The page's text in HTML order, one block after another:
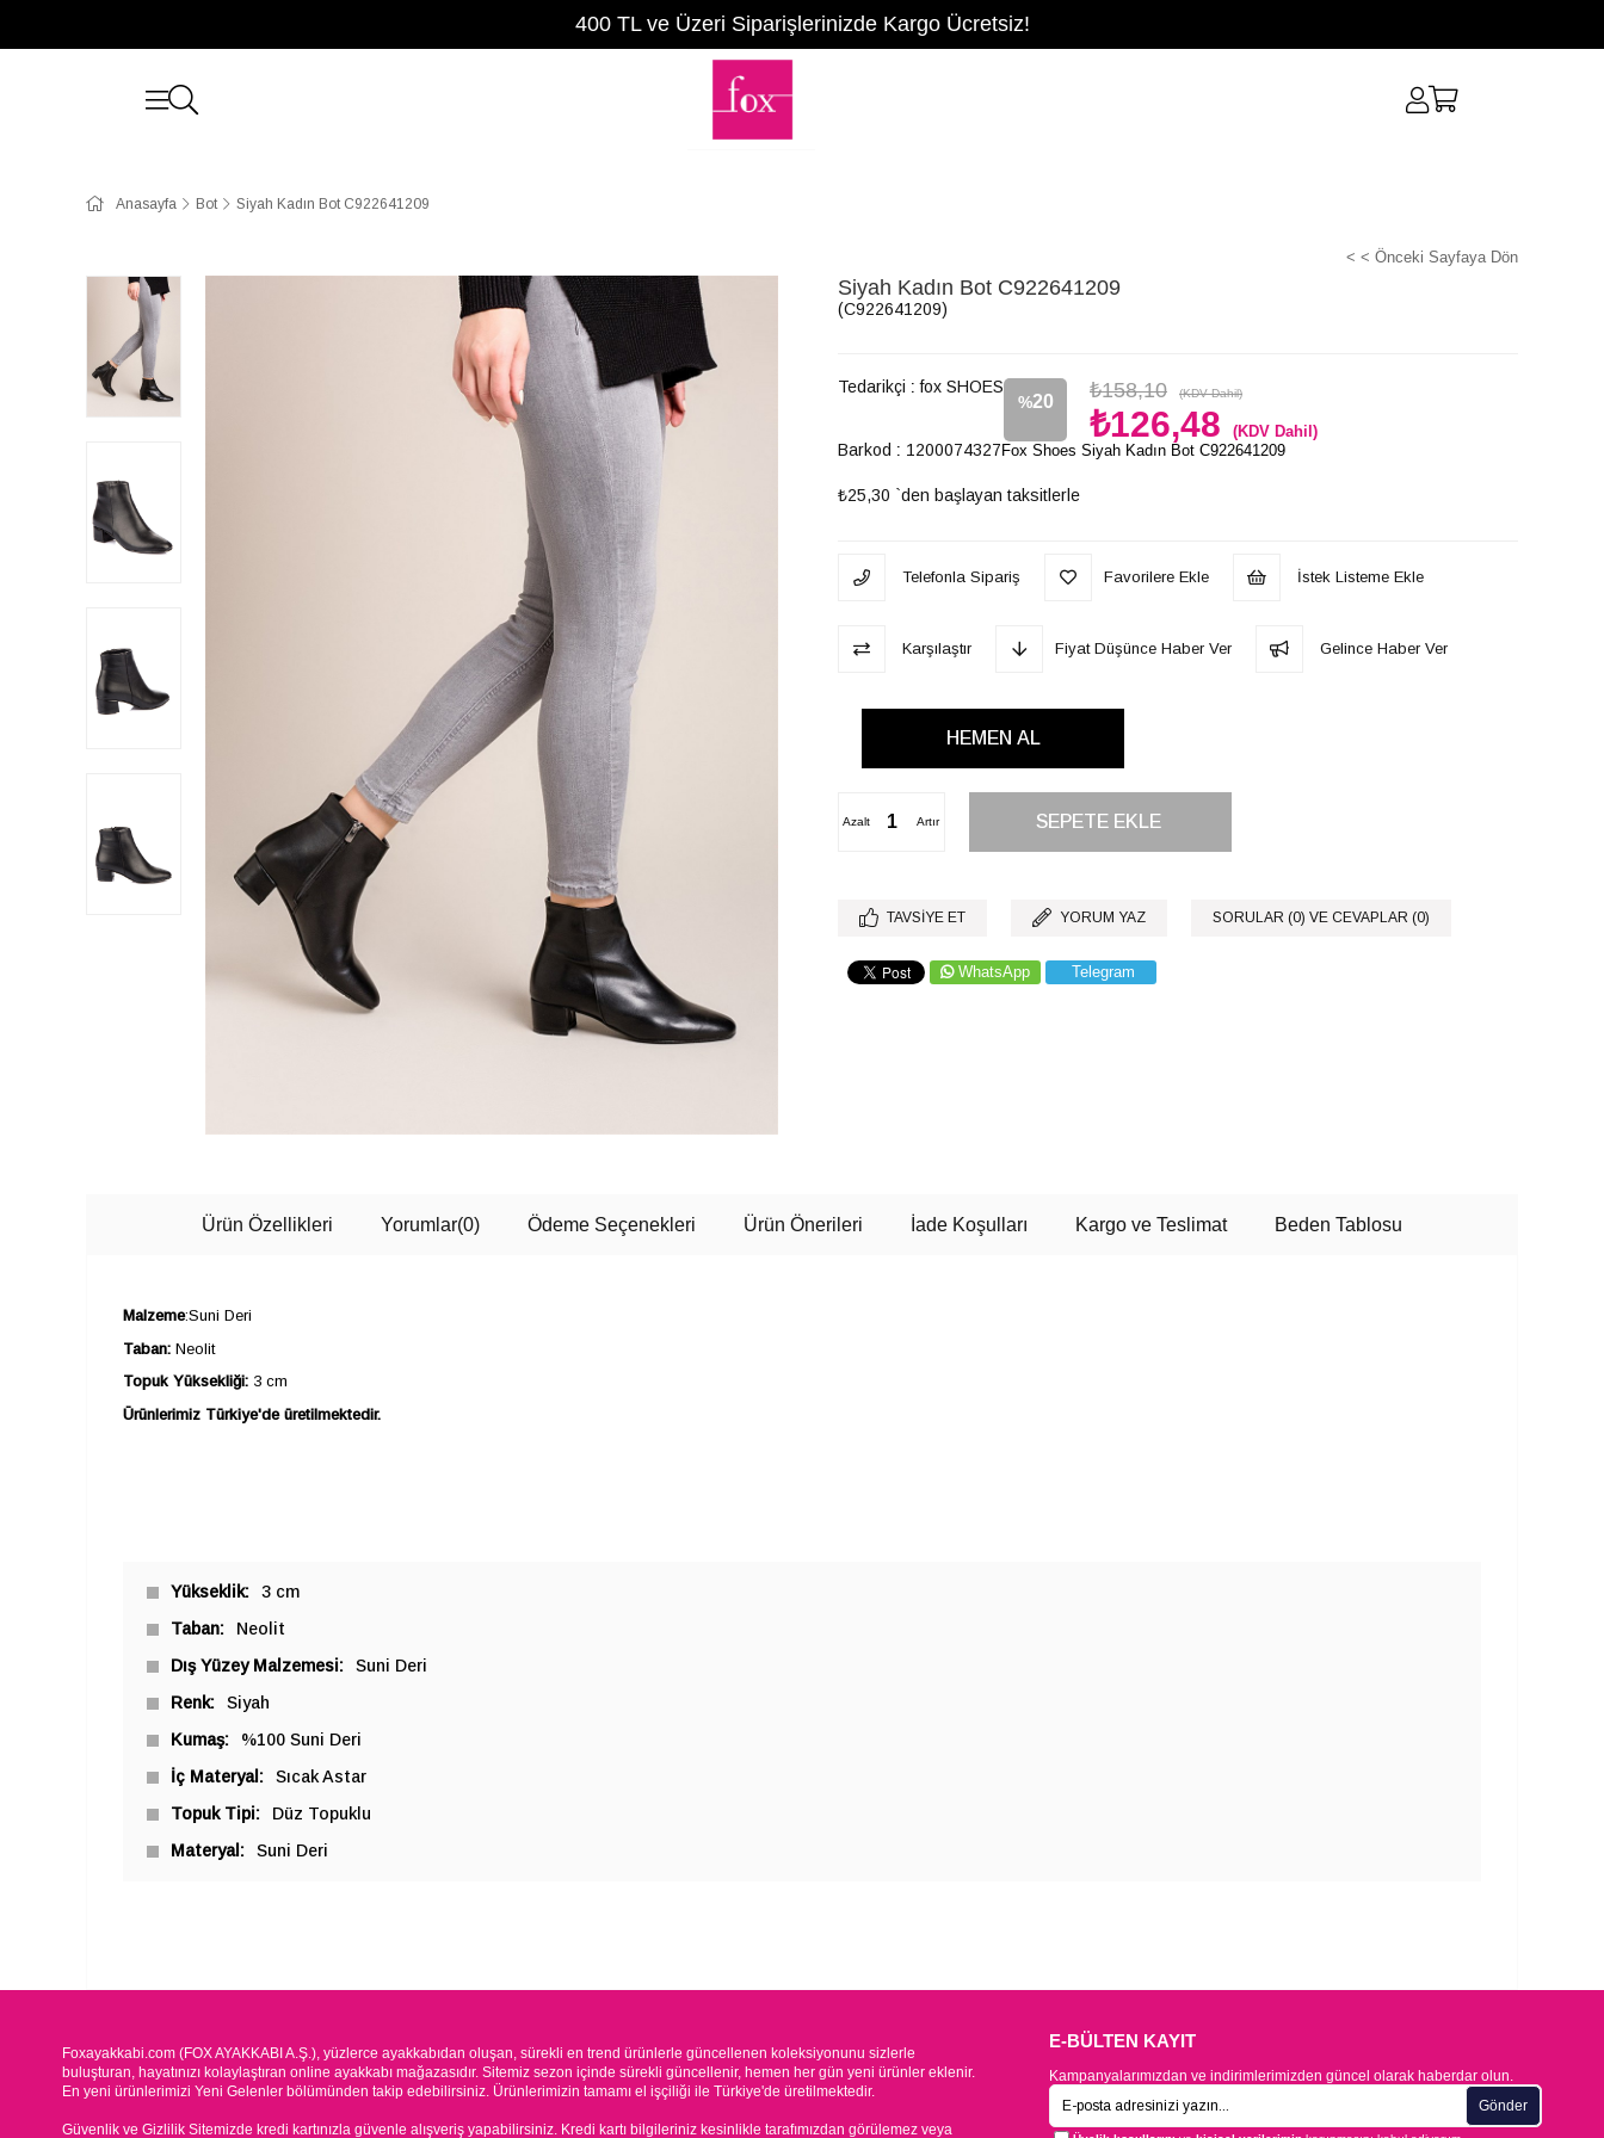
400 TL ve Üzeri Siparişlerinizde Kargo Ücretsiz!
Anasayfa Bot Siyah Kadın Bot C922641209
< < Önceki Sayfaya Dön
Siyah Kadın Bot C922641209
(C922641209)
Tedarikçi : fox SHOES
%20
İndirim
₺158,10 (KDV Dahil)
₺126,48 (KDV Dahil)
Barkod : 1200074327
₺25,30 `den başlayan taksitlerle
Fox Shoes Siyah Kadın Bot C922641209
Telefonla Sipariş Favorilere Ekle İstek Listeme Ekle
Karşılaştır Fiyat Düşünce Haber Ver Gelince Haber Ver
Artır
Azalt
TAVSIYE ET YORUM YAZ SORULAR (0) VE CEVAPLAR (0)
WhatsApp Telegram
Ürün Özellikleri Yorumlar(0) Ödeme Seçenekleri Ürün Önerileri İade Koşulları Kargo ve Teslimat Beden Tablosu
Malzeme:Suni Deri
Taban: Neolit
Topuk Yüksekliği: 3 cm
Ürünlerimiz Türkiye'de üretilmektedir.
Yükseklik
3 cm
Taban
Neolit
Dış Yüzey Malzemesi
Suni Deri
Renk
Siyah
Kumaş
%100 Suni Deri
İç Materyal
Sıcak Astar
Topuk Tipi
Düz Topuklu
Materyal
Suni Deri
Foxayakkabi.com (FOX AYAKKABI A.Ş.), yüzlerce ayakkabıdan oluşan, sürekli en trend ürünlerle güncellenen koleksiyonunu sizlerle
buluşturan, hayatınızı kolaylaştıran online ayakkabı mağazasıdır. Sitemiz sezon içinde sürekli güncellenir, hemen her gün yeni ürünler eklenir.
En yeni ürünlerimizi Yeni Gelenler bölümünden takip edebilirsiniz. Ürünlerimizin tamamı el işçiliği ile Türkiye'de üretilmektedir.
Güvenlik ve Gizlilik Sitemizde kredi kartınızla güvenle alışveriş yapabilirsiniz. Kredi kartı bilgileriniz kesinlikle tarafımızdan görülemez veya
E-BÜLTEN KAYIT
Kampanyalarımızdan ve indirimlerimizden güncel olarak haberdar olun.
Gönder